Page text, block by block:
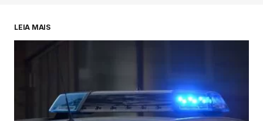
LEIA MAIS